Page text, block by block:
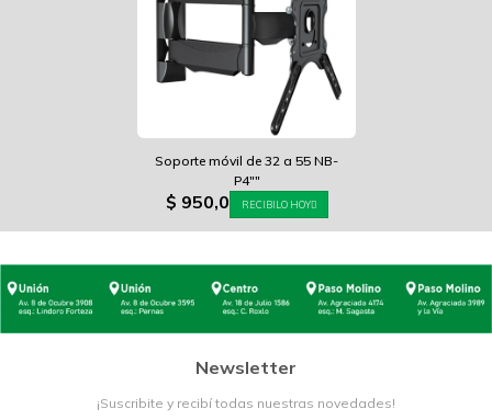
Soporte móvil de 32 a 55 NB-
P4""
$ 950,0 RECIBILO HOY
Newsletter
¡Suscribite y recibí todas nuestras novedades!